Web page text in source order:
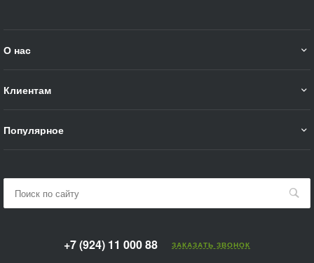
О нас
Клиентам
Популярное
+7 (924) 11 000 88 ЗАКАЗАТЬ ЗВОНОК